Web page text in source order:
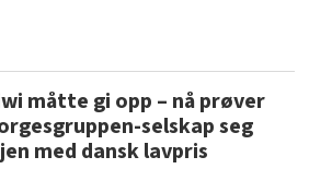
måtte gi opp – nå prøver
selskap seg
med dansk lavpris